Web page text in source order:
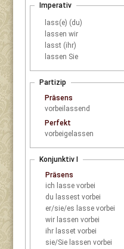
Imperativ
lass(e) (du)
lassen wir
lasst (ihr)
lassen Sie
Partizip
Präsens
vorbeilassend
Perfekt
vorbeigelassen
Konjunktiv I
Präsens
ich lasse vorbei
du lassest vorbei
er/sie/es lasse vorbei
wir lassen vorbei
ihr lasset vorbei
sie/Sie lassen vorbei